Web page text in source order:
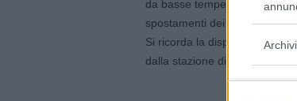
da basse temperature il
spostamenti dei pendolari,
Si ricorda la disponibilità di
dalla stazione di Badia.